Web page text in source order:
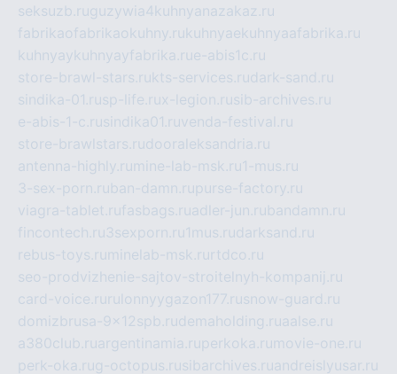
seksuzb.ruguzywia4kuhnyanazakaz.ru
fabrikaofabrikaokuhny.rukuhnyaekuhnyaafabrika.ru
kuhnyaykuhnyayfabrika.rue-abis1c.ru
store-brawl-stars.rukts-services.rudark-sand.ru
sindika-01.rusp-life.rux-legion.rusib-archives.ru
e-abis-1-c.rusindika01.ruvenda-festival.ru
store-brawlstars.rudooraleksandria.ru
antenna-highly.ru mine-lab-msk.ru1-mus.ru
3-sex-porn.ruban-damn.rupurse-factory.ru
viagra-tablet.rufasbags.ruadler-jun.rubandamn.ru
fincontech.ru3sexporn.ru1mus.rudarksand.ru
rebus-toys.ru minelab-msk.ru rtdco.ru
seo-prodvizhenie-sajtov-stroitelnyh-kompanij.ru
card-voice.ru rulonnyygazon177.rusnow-guard.ru
domizbrusa-9x12spb.rudemaholding.ruaalse.ru
a380club.ruargentinamia.ruperkoka.ru movie-one.ru
perk-oka.rug-octopus.rusibarchives.ruandreislyusar.ru